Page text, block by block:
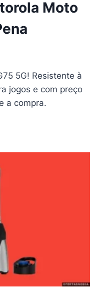
Moto
5G! Resistente à
jogos e com preço
a compra.